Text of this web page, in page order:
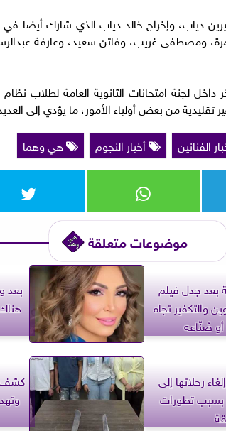
دياب، وإخراج خالد دياب الذي شارك أيضا في
ومصطفى غريب، وفاتن سعيد، وعارفة
لجنة امتحانات الثانوية العامة لطلاب
من بعض أولياء الأمور، ما يؤدي إلى
الفنانين أخبار النجوم هي وهما
موضوعات متعلقة
بعد جدل فيلم
والتكفير تجاه
صُنّاعه
بعد
هناك
رحلاتها إلى
بسبب تطورات
كشف